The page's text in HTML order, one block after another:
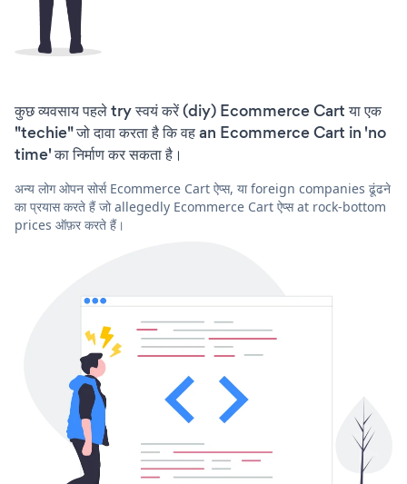
कुछ व्यवसाय पहले try स्वयं करें (diy) Ecommerce Cart या एक
"techie" जो दावा करता है कि वह an Ecommerce Cart in 'no
time' का निर्माण कर सकता है।
अन्य लोग ओपन सोर्स Ecommerce Cart ऐप्स, या foreign companies ढूंढने
का प्रयास करते हैं जो allegedly Ecommerce Cart ऐप्स at rock-bottom
prices ऑफ़र करते हैं।